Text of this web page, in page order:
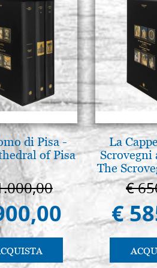
di Pisa -
of Pisa
La
Scrovegni
The
in
€
€